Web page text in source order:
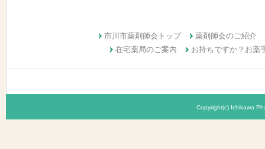
市川市薬剤師会トップ
薬剤師会のご紹介
在宅薬局のご案内
お持ちですか？お薬
Copyright(c) Ichikawa